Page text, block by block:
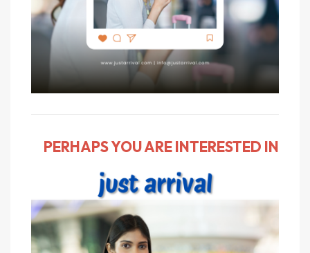
PERHAPS YOU ARE INTERESTED IN